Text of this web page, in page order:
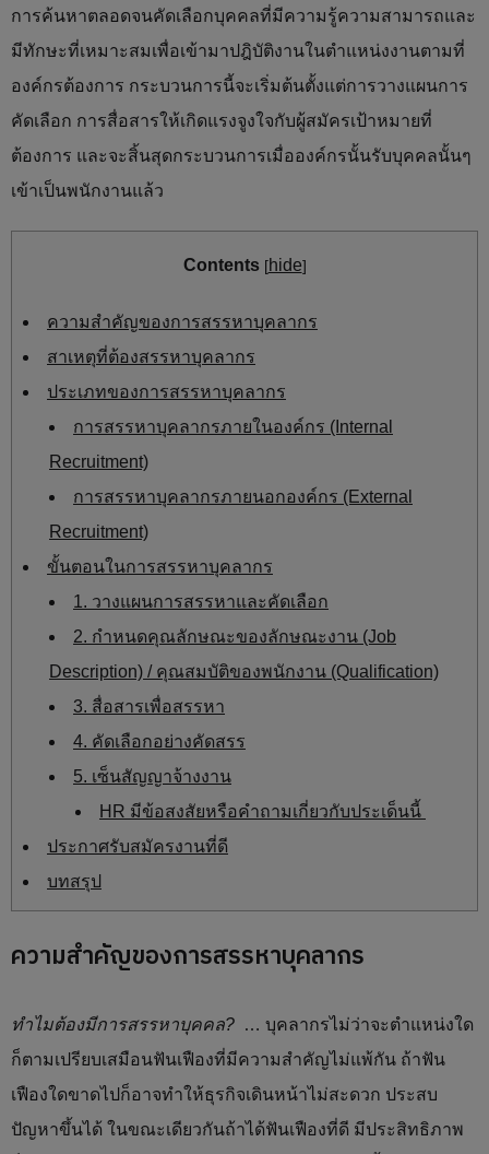
การค้นหาตลอดจนคัดเลือกบุคคลที่มีความรู้ความสามารถและ
มีทักษะที่เหมาะสมเพื่อเข้ามาปฎิบัติงานในตำแหน่งงานตามที่
องค์กรต้องการ กระบวนการนี้จะเริ่มต้นตั้งแต่การวางแผนการ
คัดเลือก การสื่อสารให้เกิดแรงจูงใจกับผู้สมัครเป้าหมายที่
ต้องการ และจะสิ้นสุดกระบวนการเมื่อองค์กรนั้นรับบุคคลนั้นๆ
เข้าเป็นพนักงานแล้ว
Contents [hide]
ความสำคัญของการสรรหาบุคลากร
สาเหตุที่ต้องสรรหาบุคลากร
ประเภทของการสรรหาบุคลากร
การสรรหาบุคลากรภายในองค์กร (Internal
Recruitment)
การสรรหาบุคลากรภายนอกองค์กร (External
Recruitment)
ขั้นตอนในการสรรหาบุคลากร
1. วางแผนการสรรหาและคัดเลือก
2. กำหนดคุณลักษณะของลักษณะงาน (Job
Description) / คุณสมบัติของพนักงาน (Qualification)
3. สื่อสารเพื่อสรรหา
4. คัดเลือกอย่างคัดสรร
5. เซ็นสัญญาจ้างงาน
HR มีข้อสงสัยหรือคำถามเกี่ยวกับประเด็นนี้
ประกาศรับสมัครงานที่ดี
บทสรุป
ความสำคัญของการสรรหาบุคลากร
ทำไมต้องมีการสรรหาบุคคล? … บุคลากรไม่ว่าจะตำแหน่งใด
ก็ตามเปรียบเสมือนฟันเฟืองที่มีความสำคัญไม่แพ้กัน ถ้าฟัน
เฟืองใดขาดไปก็อาจทำให้ธุรกิจเดินหน้าไม่สะดวก ประสบ
ปัญหาขึ้นได้ ในขณะเดียวกันถ้าได้ฟันเฟืองที่ดี มีประสิทธิภาพ